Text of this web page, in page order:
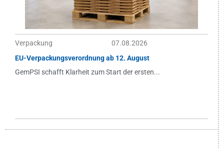
Verpackung
07.08.2026
EU-Verpackungsverordnung ab 12. August
GemPSI schafft Klarheit zum Start der ersten...